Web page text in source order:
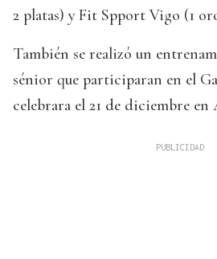
2 platas) y Fit Spport Vigo (1
También se realizó un
sénior que participaran en el
celebrara el 21 de diciembre en